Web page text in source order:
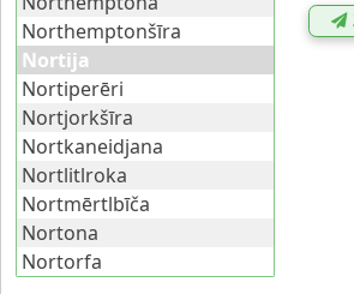
Northemptonšīra
Nortija
Nortiperēri
Nortjorkšīra
Nortkaneidjana
Nortlitlroka
Nortmērtlbīča
Nortona
Nortorfa